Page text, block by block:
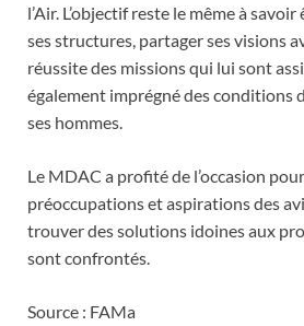
l’Air. L’objectif reste le même à
ses structures, partager ses visions
réussite des missions qui lui sont
également imprégné des conditions
ses hommes.
Le MDAC a profité de l’occasion
préoccupations et aspirations des
trouver des solutions idoines aux
sont confrontés.
Source : FAMa